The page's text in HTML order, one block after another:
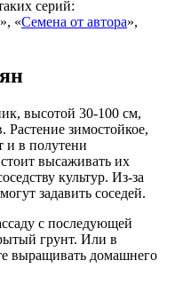
серий:
», «Семена от автора»,
высотой 30-100 см,
зимостойкое,
и в полутени
высаживать их
культур. Из-за
задавить соседей.
с последующей
грунт. Или в
выращивать домашнего